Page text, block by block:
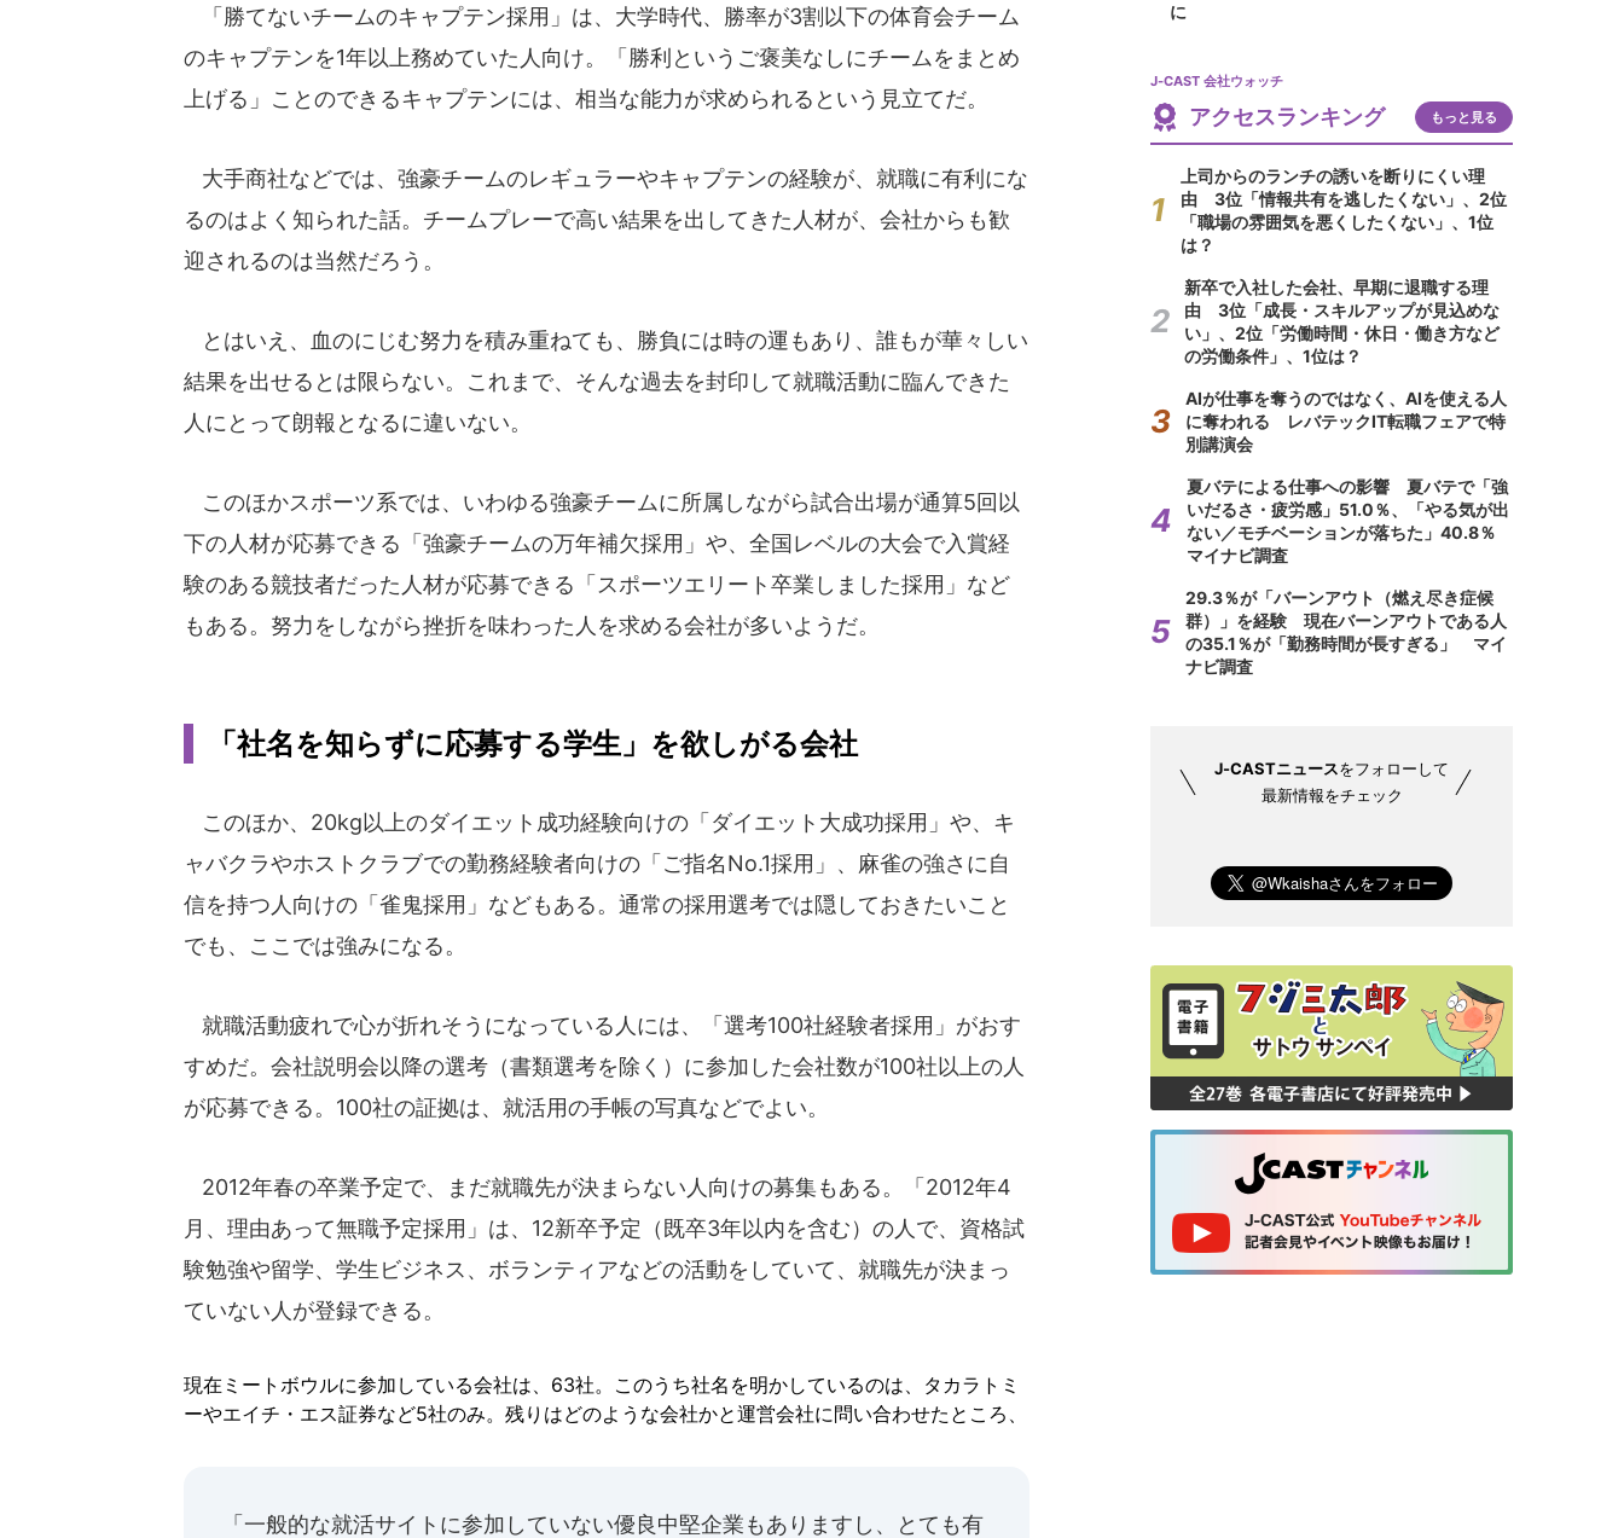
「勝てないチームのキャプテン採用」は、大学時代、勝率が3割以下の体育会チーム
のキャプテンを1年以上務めていた人向け。「勝利というご褒美なしにチームをまとめ
上げる」ことのできるキャプテンには、相当な能力が求められるという見立てだ。
大手商社などでは、強豪チームのレギュラーやキャプテンの経験が、就職に有利にな
るのはよく知られた話。チームプレーで高い結果を出してきた人材が、会社からも歓
迎されるのは当然だろう。
とはいえ、血のにじむ努力を積み重ねても、勝負には時の運もあり、誰もが華々しい
結果を出せるとは限らない。これまで、そんな過去を封印して就職活動に臨んできた
人にとって朗報となるに違いない。
このほかスポーツ系では、いわゆる強豪チームに所属しながら試合出場が通算5回以
下の人材が応募できる「強豪チームの万年補欠採用」や、全国レベルの大会で入賞経
験のある競技者だった人材が応募できる「スポーツエリート卒業しました採用」など
もある。努力をしながら挫折を味わった人を求める会社が多いようだ。
「社名を知らずに応募する学生」を欲しがる会社
このほか、20kg以上のダイエット成功経験向けの「ダイエット大成功採用」や、キ
ャバクラやホストクラブでの勤務経験者向けの「ご指名No.1採用」、麻雀の強さに自
信を持つ人向けの「雀鬼採用」などもある。通常の採用選考では隠しておきたいこと
でも、ここでは強みになる。
就職活動疲れで心が折れそうになっている人には、「選考100社経験者採用」がおす
すめだ。会社説明会以降の選考（書類選考を除く）に参加した会社数が100社以上の人
が応募できる。100社の証拠は、就活用の手帳の写真などでよい。
2012年春の卒業予定で、まだ就職先が決まらない人向けの募集もある。「2012年4
月、理由あって無職予定採用」は、12新卒予定（既卒3年以内を含む）の人で、資格試
験勉強や留学、学生ビジネス、ボランティアなどの活動をしていて、就職先が決まっ
ていない人が登録できる。
現在ミートボウルに参加している会社は、63社。このうち社名を明かしているのは、タカラトミ
ーやエイチ・エス証券など5社のみ。残りはどのような会社かと運営会社に問い合わせたところ、
「一般的な就活サイトに参加していない優良中堅企業もありますし、とても有
に
J-CAST 会社ウォッチ
アクセスランキング もっと見る
上司からのランチの誘いを断りにくい理
由 3位「情報共有を逃したくない」、2位
「職場の雰囲気を悪くしたくない」、1位
は？
新卒で入社した会社、早期に退職する理
由 3位「成長・スキルアップが見込めな
い」、2位「労働時間・休日・働き方など
の労働条件」、1位は？
AIが仕事を奪うのではなく、AIを使える人
に奪われる レバテックIT転職フェアで特
別講演会
夏バテによる仕事への影響 夏バテで「強
いだるさ・疲労感」51.0％、「やる気が出
ない／モチベーションが落ちた」40.8％
マイナビ調査
29.3％が「バーンアウト（燃え尽き症候
群）」を経験 現在バーンアウトである人
の35.1％が「勤務時間が長すぎる」 マイ
ナビ調査
J-CASTニュースをフォローして
最新情報をチェック